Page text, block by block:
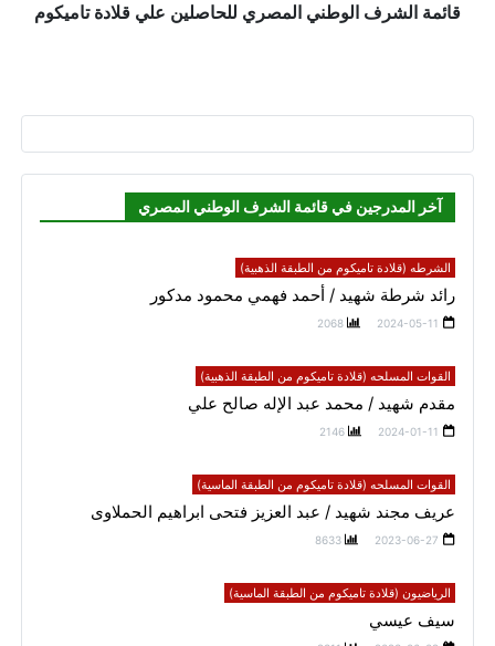
قائمة الشرف الوطني المصري للحاصلين علي قلادة تاميكوم
آخر المدرجين في قائمة الشرف الوطني المصري
الشرطه (قلادة تاميكوم من الطبقة الذهبية)
رائد شرطة شهيد / أحمد فهمي محمود مدكور
2024-05-11
2068
القوات المسلحه (قلادة تاميكوم من الطبقة الذهبية)
مقدم شهيد / محمد عبد الإله صالح علي
2024-01-11
2146
القوات المسلحه (قلادة تاميكوم من الطبقة الماسية)
عريف مجند شهيد / عبد العزيز فتحى ابراهيم الحملاوى
2023-06-27
8633
الرياضيون (قلادة تاميكوم من الطبقة الماسية)
سيف عيسي